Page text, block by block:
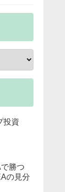
投資
勝つ
の見分